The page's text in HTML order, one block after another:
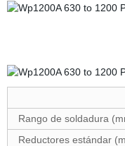
Rango de soldadura
Reductores estándar